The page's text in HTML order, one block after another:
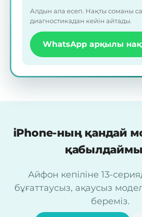
Алдын ала есеп. Нақты соманы
диагностикадан кейін айтады.
WhatsApp арқылы
iPhone-ның қандай
Айфон кепіліне 13-
бұғаттаусыз, ақаусыз
береміз.